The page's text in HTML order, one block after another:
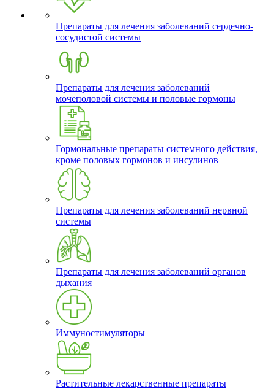
Препараты для лечения заболеваний сердечно-
сосудистой системы
Препараты для лечения заболеваний
мочеполовой системы и половые гормоны
Гормональные препараты системного действия,
кроме половых гормонов и инсулинов
Препараты для лечения заболеваний нервной
системы
Препараты для лечения заболеваний органов
дыхания
Иммуностимуляторы
Растительные лекарственные препараты